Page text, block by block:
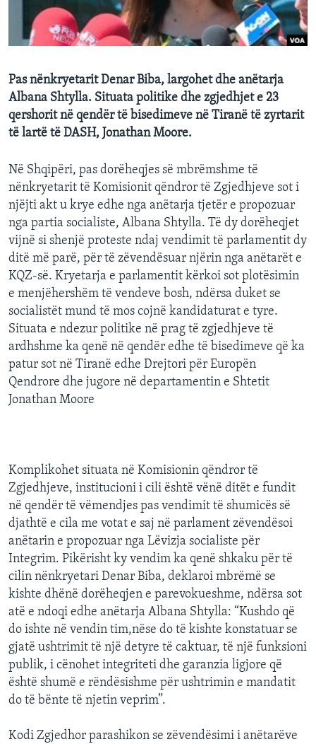
INTERVISTA
DITARI
Pas nënkryetarit Denar Biba, largohet dhe anëtarja
Albana Shtylla. Situata politike dhe zgjedhjet e 23
qershorit në qendër të bisedimeve në Tiranë të zyrtarit
të lartë të DASH, Jonathan Moore.
Në Shqipëri, pas dorëheqjes së mbrëmshme të
nënkryetarit të Komisionit qëndror të Zgjedhjeve sot i
njëjti akt u krye edhe nga anëtarja tjetër e propozuar
nga partia socialiste, Albana Shtylla. Të dy dorëheqjet
vijnë si shenjë proteste ndaj vendimit të parlamentit dy
ditë më parë, për të zëvendësuar njërin nga anëtarët e
KQZ-së. Kryetarja e parlamentit kërkoi sot plotësimin
e menjëhershëm të vendeve bosh, ndërsa duket se
socialistët mund të mos cojnë kandidaturat e tyre.
Situata e ndezur politike në prag të zgjedhjeve të
ardhshme ka qenë në qendër edhe të bisedimeve që ka
patur sot në Tiranë edhe Drejtori për Europën
Qendrore dhe jugore në departamentin e Shtetit
Jonathan Moore
Komplikohet situata në Komisionin qëndror të
Zgjedhjeve, institucioni i cili është vënë ditët e fundit
në qendër të vëmendjes pas vendimit të shumicës së
djathtë e cila me votat e saj në parlament zëvendësoi
anëtarin e propozuar nga Lëvizja socialiste për
Integrim. Pikërisht ky vendim ka qenë shkaku për të
cilin nënkryetari Denar Biba, deklaroi mbrëmë se
kishte dhënë dorëheqjen e parevokueshme, ndërsa sot
atë e ndoqi edhe anëtarja Albana Shtylla: “Kushdo që
do ishte në vendin tim,nëse do të kishte konstatuar se
gjatë ushtrimit të një detyre të caktuar, të një funksioni
publik, i cënohet integriteti dhe garanzia ligjore që
është shumë e rëndësishme për ushtrimin e mandatit
do të bënte të njetin veprim”.
Kodi Zgjedhor parashikon se zëvendësimi i anëtarëve